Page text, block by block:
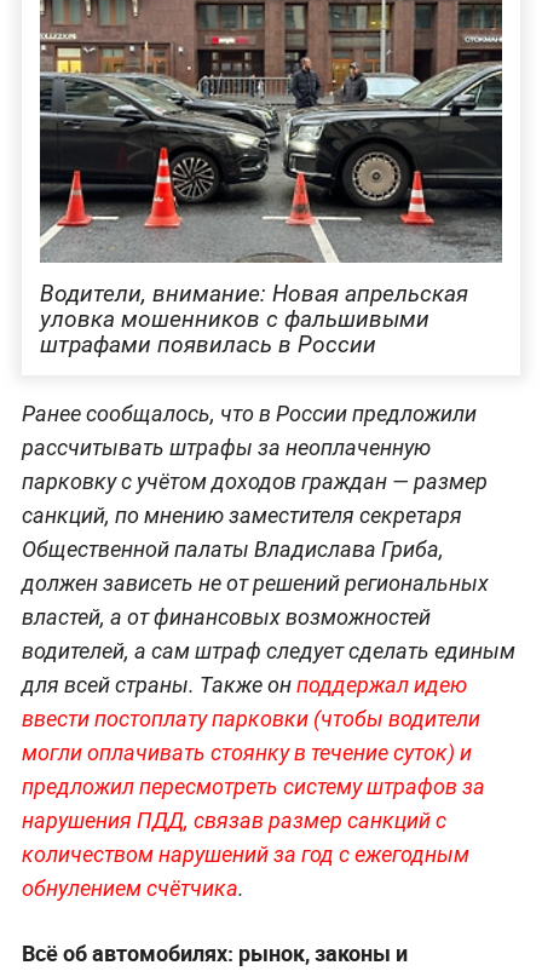
Водители, внимание: Новая апрельская
уловка мошенников с фальшивыми
штрафами появилась в России
Ранее сообщалось, что в России предложили
рассчитывать штрафы за неоплаченную
парковку с учётом доходов граждан — размер
санкций, по мнению заместителя секретаря
Общественной палаты Владислава Гриба,
должен зависеть не от решений региональных
властей, а от финансовых возможностей
водителей, а сам штраф следует сделать единым
для всей страны. Также онподдержал идею
ввести постоплату парковки (чтобы водители
могли оплачивать стоянку в течение суток) и
предложил пересмотреть систему штрафов за
нарушения ПДД, связав размер санкций с
количеством нарушений за год с ежегодным
обнулением счётчика.
Всё об автомобилях: рынок, законы и